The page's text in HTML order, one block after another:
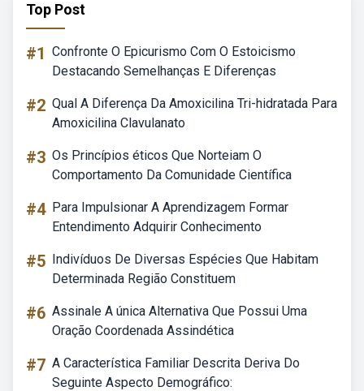
Top Post
#1 Confronte O Epicurismo Com O Estoicismo
Destacando Semelhanças E Diferenças
#2 Qual A Diferença Da Amoxicilina Tri-hidratada Para
Amoxicilina Clavulanato
#3 Os Princípios éticos Que Norteiam O
Comportamento Da Comunidade Científica
#4 Para Impulsionar A Aprendizagem Formar
Entendimento Adquirir Conhecimento
#5 Indivíduos De Diversas Espécies Que Habitam
Determinada Região Constituem
#6 Assinale A única Alternativa Que Possui Uma
Oração Coordenada Assindética
#7 A Característica Familiar Descrita Deriva Do
Seguinte Aspecto Demográfico: